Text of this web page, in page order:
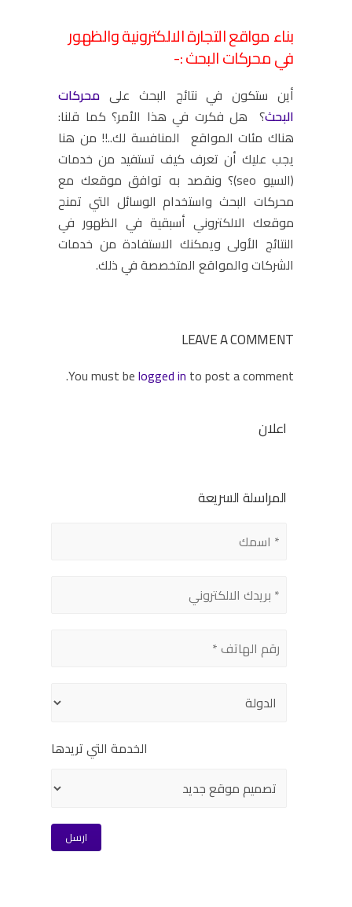
بناء مواقع التجارة الالكترونية والظهور
في محركات البحث :-
أين ستكون في نتائج البحث على محركات
البحث؟ هل فكرت في هذا الأمر؟ كما قلنا:
هناك مئات المواقع المنافسة لك..!! من هنا
يجب عليك أن تعرف كيف تستفيد من خدمات
(السيو seo)؟ ونقصد به توافق موقعك مع
محركات البحث واستخدام الوسائل التي تمنح
موقعك الالكتروني أسبقية في الظهور في
النتائج الأولى ويمكنك الاستفادة من خدمات
الشركات والمواقع المتخصصة في ذلك.
LEAVE A COMMENT
You must belogged in to post a comment.
اعلان
المراسلة السريعة
الخدمة التي تريدها